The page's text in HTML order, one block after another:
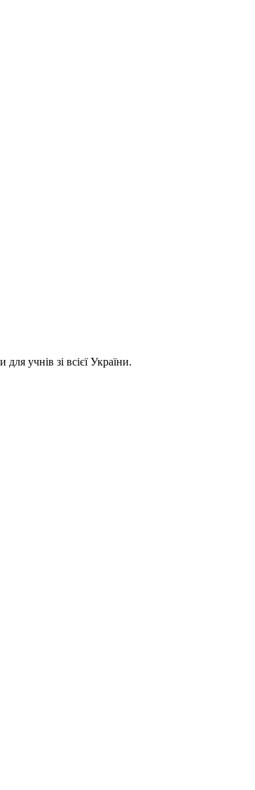
учнів зі всієї України.